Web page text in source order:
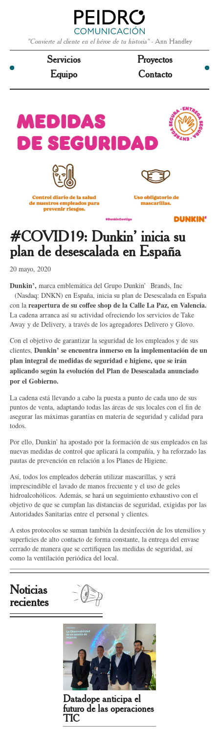
"Convierte al cliente en el héroe de tu historia" - Ann Handley
Servicios
Proyectos
Equipo
Contacto
#COVID19: Dunkin’ inicia su
plan de desescalada en España
20 mayo, 2020
Dunkin’, marca emblemática del Grupo Dunkin’ Brands, Inc
(Nasdaq: DNKN) en España, inicia su plan de Desescalada en España
con la reapertura de su coffee shop de la Calle La Paz, en Valencia.
La cadena arranca así su actividad ofreciendo los servicios de Take
Away y de Delivery, a través de los agregadores Delivero y Glovo.
Con el objetivo de garantizar la seguridad de los empleados y de sus
clientes, Dunkin’ se encuentra inmerso en la implementación de un
plan integral de medidas de seguridad e higiene, que se irán
aplicando según la evolución del Plan de Desescalada anunciado
por el Gobierno.
La cadena está llevando a cabo la puesta a punto de cada uno de sus
puntos de venta, adaptando todas las áreas de sus locales con el fin de
asegurar las máximas garantías en materia de seguridad y calidad para
todos.
Por ello, Dunkin’ ha apostado por la formación de sus empleados en las
nuevas medidas de control que aplicará la compañía, y ha reforzado las
pautas de prevención en relación a los Planes de Higiene.
Así, todos los empleados deberán utilizar mascarillas, y será
imprescindible el lavado de manos frecuente y el uso de geles
hidroalcohólicos. Además, se hará un seguimiento exhaustivo con el
objetivo de que se cumplan las distancias de seguridad, exigidas por las
Autoridades Sanitarias entre el personal y clientes.
A estos protocolos se suman también la desinfección de los utensilios y
superficies de alto contacto de forma constante, la entrega del envase
cerrado de manera que se certifiquen las medidas de seguridad, así
como la ventilación periódica del local.
Noticias
recientes
Datadope anticipa el
futuro de las operaciones
TIC